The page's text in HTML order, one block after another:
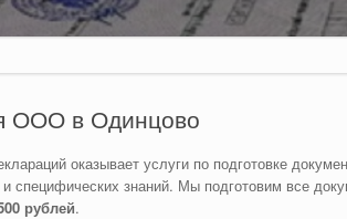
ООО в Одинцово
оказывает услуги по подготовке
специфических знаний. Мы подготовим все
рублей.